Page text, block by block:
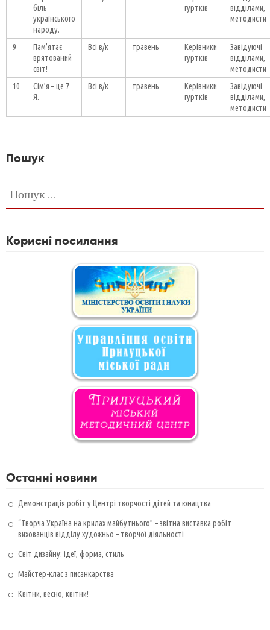
біль
українського
народу.
гуртків
відділами,
методисти
9
Пам’ятає
врятований
світ!
Всі в/к травень
Керівники
гуртків
Завідуючі
відділами,
методисти
10
Сім’я – це 7
Я.
Всі в/к травень
Керівники
гуртків
Завідуючі
відділами,
методисти
Пошук
Корисні посилання
Останні новини
Демонстрація робіт у Центрі творчості дітей та юнацтва
“Творча Україна на крилах майбутнього” – звітна виставка робіт
вихованців відділу художньо – творчої діяльності
Світ дизайну: ідеї, форма, стиль
Майстер-клас з писанкарства
Квітни, весно, квітни!